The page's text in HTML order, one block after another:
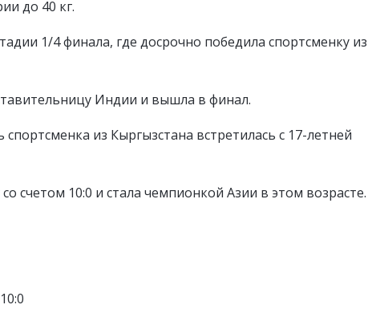
до 40 кг.
1/4 финала, где досрочно победила спортсменку из
Индии и вышла в финал.
из Кыргызстана встретилась с 17-летней
счетом 10:0 и стала чемпионкой Азии в этом возрасте.